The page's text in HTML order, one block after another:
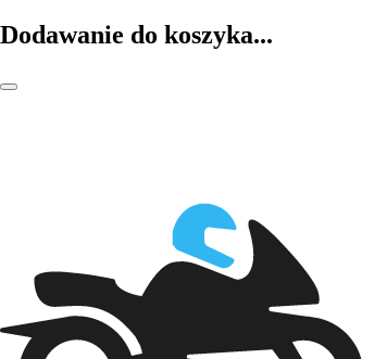
Dodawanie do koszyka...